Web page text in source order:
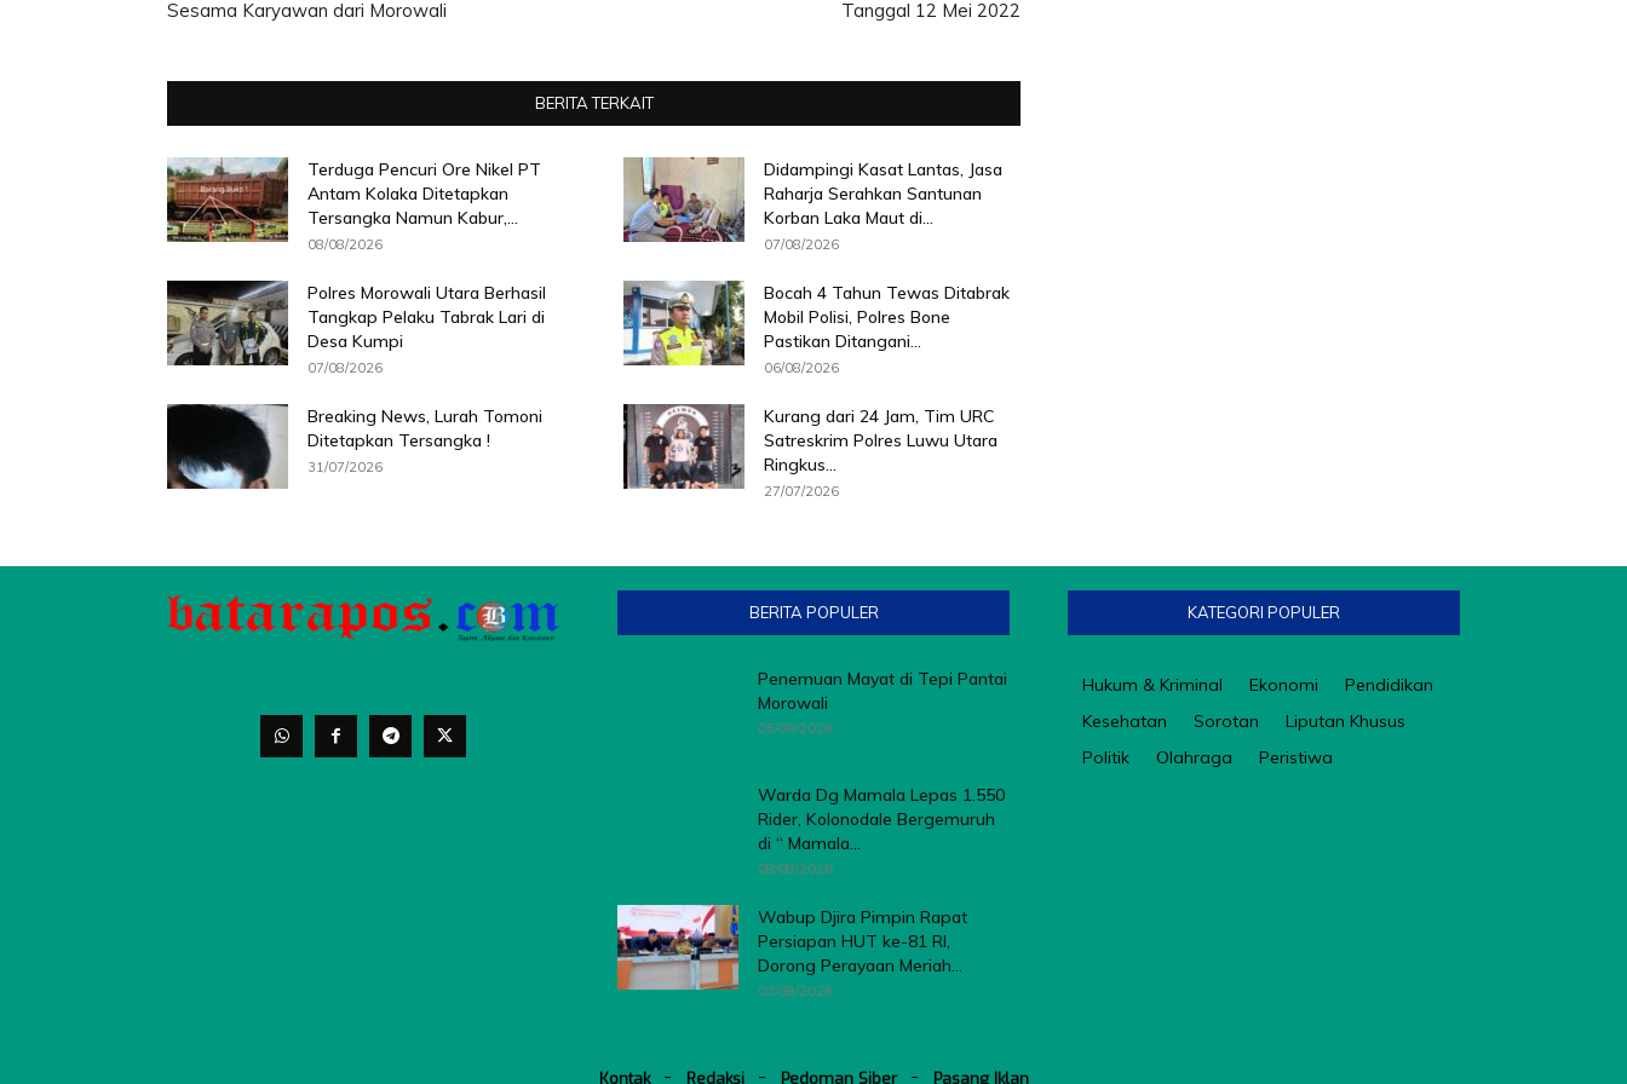
Sesama Karyawan dari Morowali Tanggal 12 Mei 2022
BERITA TERKAIT
Terduga Pencuri Ore Nikel PT
Antam Kolaka Ditetapkan
Tersangka Namun Kabur,...
08/08/2026
Didampingi Kasat Lantas, Jasa
Raharja Serahkan Santunan
Korban Laka Maut di...
07/08/2026
Polres Morowali Utara Berhasil
Tangkap Pelaku Tabrak Lari di
Desa Kumpi
07/08/2026
Bocah 4 Tahun Tewas Ditabrak
Mobil Polisi, Polres Bone
Pastikan Ditangani...
06/08/2026
Breaking News, Lurah Tomoni
Ditetapkan Tersangka !
31/07/2026
Kurang dari 24 Jam, Tim URC
Satreskrim Polres Luwu Utara
Ringkus...
27/07/2026
BERITA POPULER
Penemuan Mayat di Tepi Pantai
Morowali
05/08/2026
Warda Dg Mamala Lepas 1.550
Rider, Kolonodale Bergemuruh
di “ Mamala...
08/08/2026
Wabup Djira Pimpin Rapat
Persiapan HUT ke-81 RI,
Dorong Perayaan Meriah...
03/08/2026
KATEGORI POPULER
Hukum & Kriminal Ekonomi
Pendidikan
Kesehatan
Sorotan
Liputan Khusus
Politik
Olahraga Peristiwa
Kontak Redaksi Pedoman Siber Pasang Iklan